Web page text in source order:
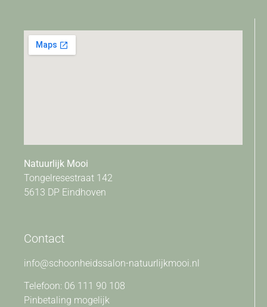
Natuurlijk Mooi
Tongelresestraat 142
5613 DP Eindhoven
Contact
info@schoonheidssalon-natuurlijkmooi.nl
Telefoon: 06 111 90 108
Pinbetaling mogelijk